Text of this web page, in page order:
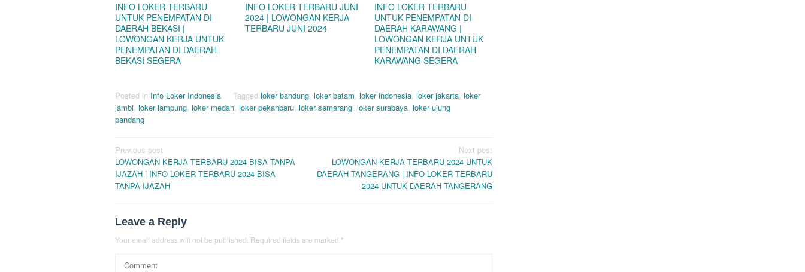
INFO LOKER TERBARU
UNTUK PENEMPATAN DI
DAERAH BEKASI |
LOWONGAN KERJA UNTUK
PENEMPATAN DI DAERAH
BEKASI SEGERA
INFO LOKER TERBARU JUNI
2024 | LOWONGAN KERJA
TERBARU JUNI 2024
INFO LOKER TERBARU
UNTUK PENEMPATAN DI
DAERAH KARAWANG |
LOWONGAN KERJA UNTUK
PENEMPATAN DI DAERAH
KARAWANG SEGERA
Posted in Info Loker Indonesia Tagged loker bandung, loker batam, loker indonesia, loker jakarta, loker
jambi, loker lampung, loker medan, loker pekanbaru, loker semarang, loker surabaya, loker ujung
pandang
Post
navigation
Previous post
LOWONGAN KERJA TERBARU 2024 BISA TANPA
IJAZAH | INFO LOKER TERBARU 2024 BISA
TANPA IJAZAH
Next post
LOWONGAN KERJA TERBARU 2024 UNTUK
DAERAH TANGERANG | INFO LOKER TERBARU
2024 UNTUK DAERAH TANGERANG
Leave a Reply
Your email address will not be published. Required fields are marked *